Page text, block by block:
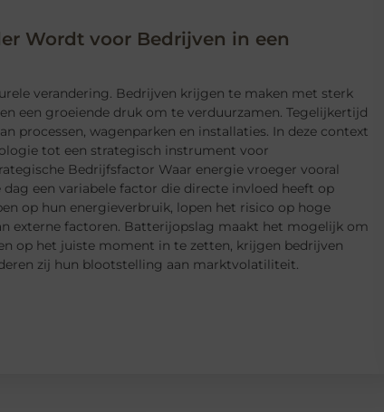
Wordt voor Bedrijven in een
verandering. Bedrijven krijgen te maken met sterk
een groeiende druk om te verduurzamen. Tegelijkertijd
wagenparken en installaties. In deze context
tot een strategisch instrument voor
Bedrijfsfactor Waar energie vroeger vooral
een variabele factor die directe invloed heeft op
op hun energieverbruik, lopen het risico op hoge
externe factoren. Batterijopslag maakt het mogelijk om
op het juiste moment in te zetten, krijgen bedrijven
zij hun blootstelling aan marktvolatiliteit.